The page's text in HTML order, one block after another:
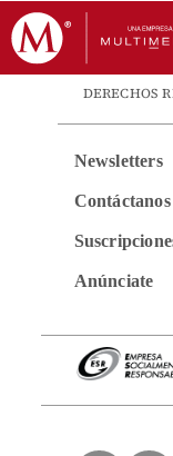
DERECHOS
Newsletters
Contáctanos
Anúnciate